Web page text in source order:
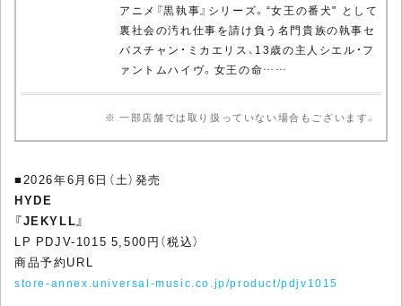
アニメ『黒執事』シリーズ。“女王の番犬" として
裏社会の汚れ仕事を請け負う名門貴族の執事セ
バスチャン・ミカエリス、13歳の主人シエル・フ
ァントムハイヴ。女王の命……
※ 一部店舗では取り扱っていない場合もございます。
■2026年6月6日（土）発売
HYDE
『JEKYLL』
LP PDJV-1015 5,500円（税込）
商品予約URL
store-annex.universal-music.co.jp/product/pdjv1015